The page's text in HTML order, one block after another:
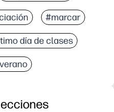
#marcar
día de clases